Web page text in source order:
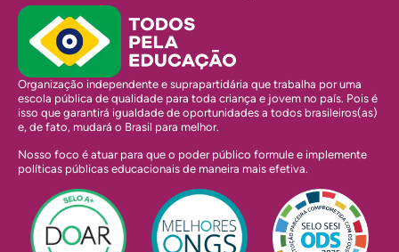
Organização independente e suprapartidária que trabalha por uma
escola pública de qualidade para toda criança e jovem no país. Pois é
isso que garantirá igualdade de oportunidades a todos brasileiros(as)
e, de fato, mudará o Brasil para melhor.
Nosso foco é atuar para que o poder público formule e implemente
políticas públicas educacionais de maneira mais efetiva.